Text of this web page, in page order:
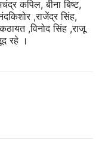
कपिल, बीना बिष्ट,
,राजेंद्र सिंह,
,विनोद सिंह ,राजू
रहे ।